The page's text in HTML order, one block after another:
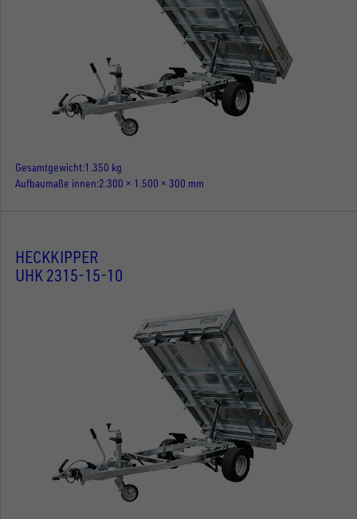
Gesamtgewicht 1.350 kg
Aufbaumaße innen 2.300 × 1.500 × 300 mm
HECKKIPPER
UHK 2315-15-10